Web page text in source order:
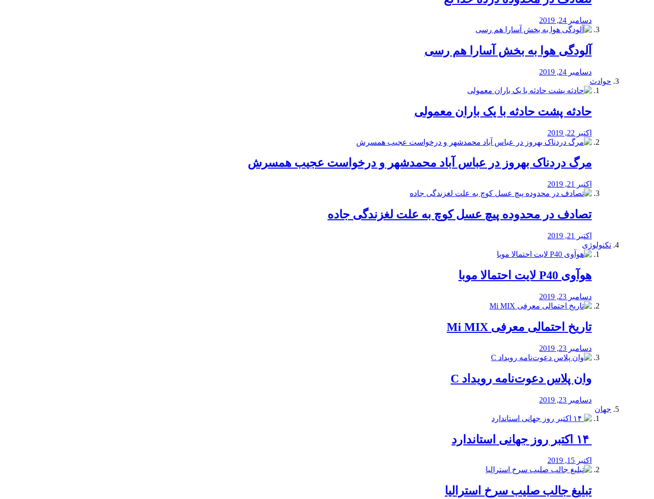
دسامبر 24, 2019
آلودگی هوا به بخش آسارا هم رسی
دسامبر 24, 2019
حوادث
️حادثه پشت حادثه با یک باران معمولی
اکتبر 22, 2019
مرگ دردناک بهروز در عباس آباد محمدشهر و درخواست عجیب همسرش
اکتبر 21, 2019
تصادف در محدوده پیچ عسل کوچ به علت لغزندگی جاده
اکتبر 21, 2019
تکنولوژی
هوآوی P40 لایت احتمالا موبا
دسامبر 23, 2019
تاریخ احتمالی معرفی Mi MIX
دسامبر 23, 2019
وان پلاس دعوت‌نامه رویداد C
دسامبر 23, 2019
جهان
اکتبر 15, 2019
تبلیغ جالب صلیب سرخ استرالیا